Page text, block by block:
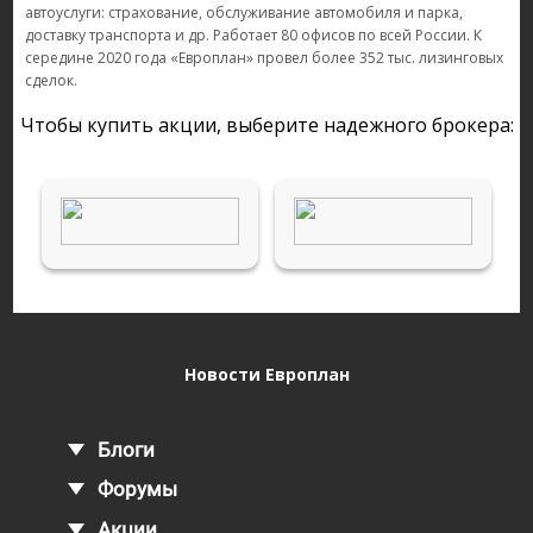
автоуслуги: страхование, обслуживание автомобиля и парка,
доставку транспорта и др. Работает 80 офисов по всей России. К
середине 2020 года «Европлан» провел более 352 тыс. лизинговых
сделок.
Чтобы купить акции, выберите надежного брокера:
Новости Европлан
Блоги
Форумы